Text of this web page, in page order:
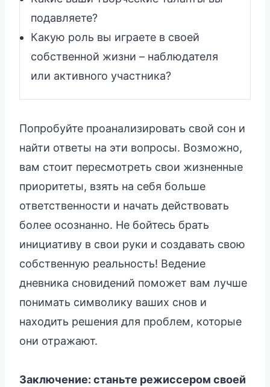
подавляете?
Какую роль вы играете в своей
собственной жизни – наблюдателя
или активного участника?
Попробуйте проанализировать свой сон и
найти ответы на эти вопросы. Возможно,
вам стоит пересмотреть свои жизненные
приоритеты, взять на себя больше
ответственности и начать действовать
более осознанно. Не бойтесь брать
инициативу в свои руки и создавать свою
собственную реальность! Ведение
дневника сновидений поможет вам лучше
понимать символику ваших снов и
находить решения для проблем, которые
они отражают.
Заключение: станьте режиссером своей